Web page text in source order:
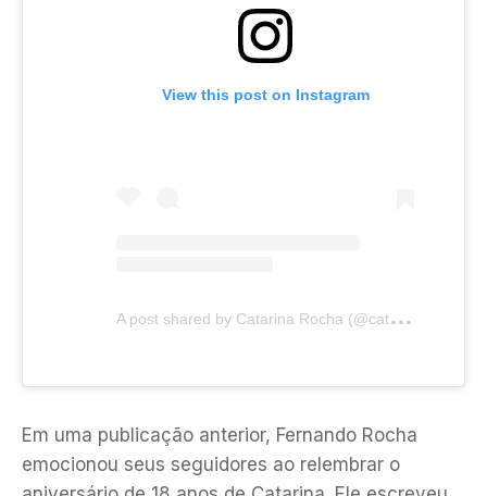
View this post on Instagram
A
post shared by Catarina Rocha (@catarinaarochaa)
Em uma publicação anterior, Fernando Rocha
emocionou seus seguidores ao relembrar o